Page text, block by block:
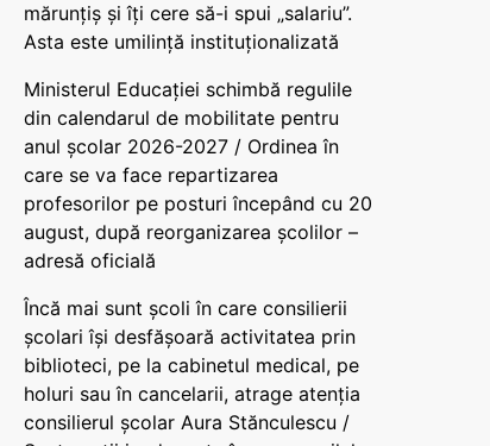
mărunțiș și îți cere să-i spui „salariu”.
Asta este umilință instituționalizată
Ministerul Educației schimbă regulile
din calendarul de mobilitate pentru
anul școlar 2026-2027 / Ordinea în
care se va face repartizarea
profesorilor pe posturi începând cu 20
august, după reorganizarea școlilor –
adresă oficială
Încă mai sunt școli în care consilierii
școlari își desfășoară activitatea prin
biblioteci, pe la cabinetul medical, pe
holuri sau în cancelarii, atrage atenția
consilierul școlar Aura Stănculescu /